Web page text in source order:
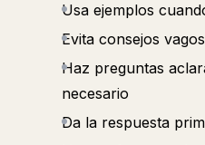
Usa ejemplos
Evita consejos vagos
Haz preguntas
necesario
Da la respuesta